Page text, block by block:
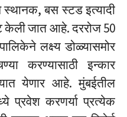
स्थानक, बस स्टड इत्यादी
केली जात आहे. दररोज 50
लक्ष्य डोळ्यासमोर
करण्यासाठी इन्कार
येणार आहे. मुंबईतील
प्रवेश करणर्या प्रत्येक